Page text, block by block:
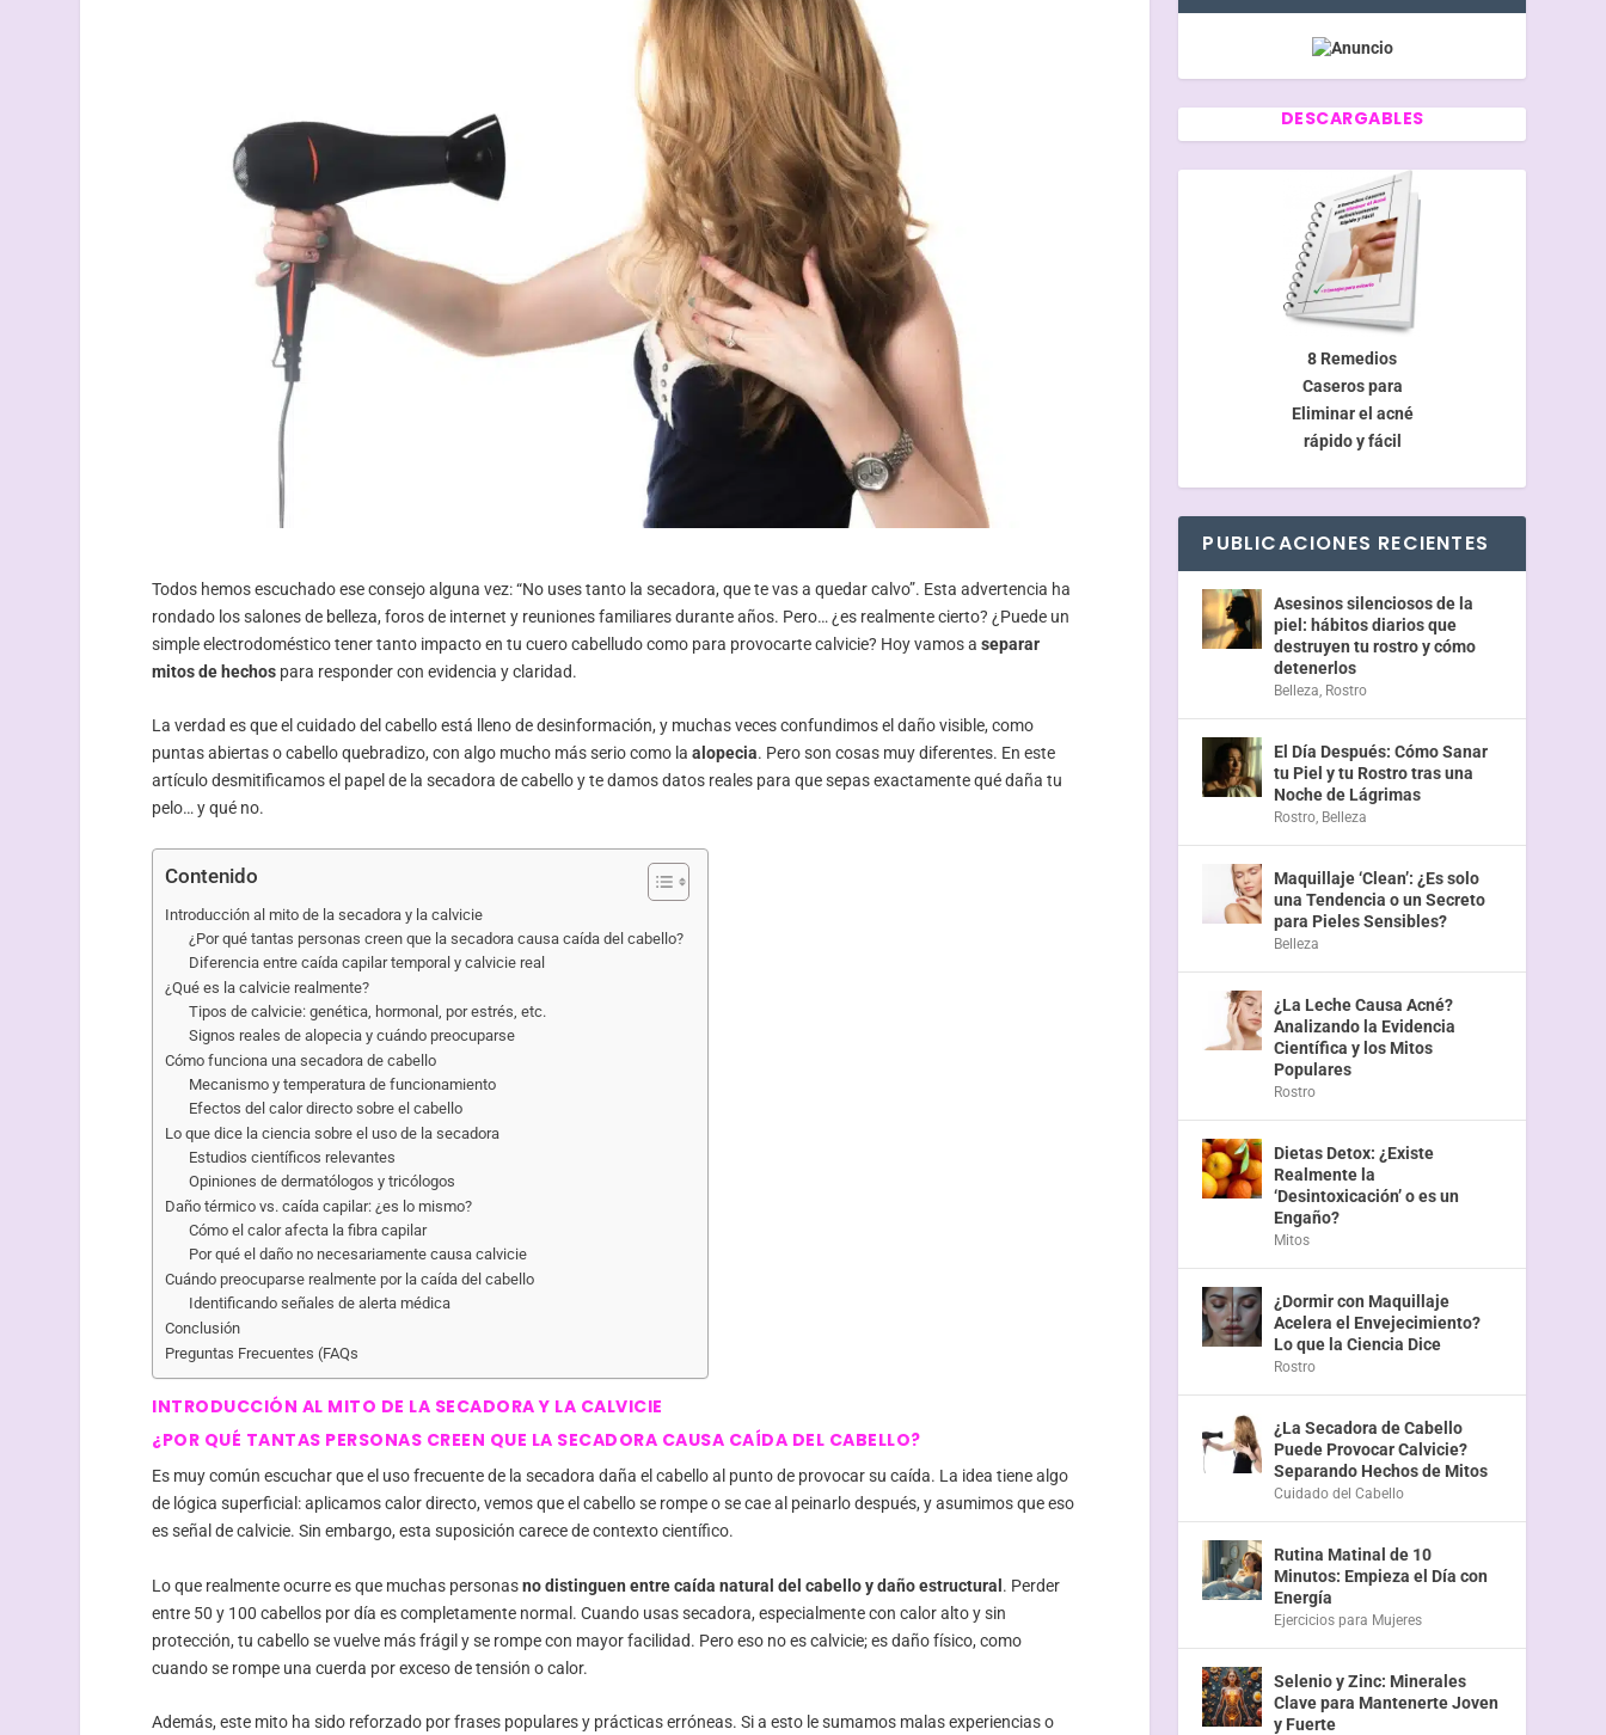
Todos hemos escuchado ese consejo alguna vez: “No uses tanto la secadora, que te vas a quedar calvo”. Esta advertencia ha
rondado los salones de belleza, foros de internet y reuniones familiares durante años. Pero… ¿es realmente cierto? ¿Puede un
simple electrodoméstico tener tanto impacto en tu cuero cabelludo como para provocarte calvicie? Hoy vamos aseparar
mitos de hechos para responder con evidencia y claridad.
La verdad es que el cuidado del cabello está lleno de desinformación, y muchas veces confundimos el daño visible, como
puntas abiertas o cabello quebradizo, con algo mucho más serio como laalopecia. Pero son cosas muy diferentes. En este
artículo desmitificamos el papel de la secadora de cabello y te damos datos reales para que sepas exactamente qué daña tu
pelo… y qué no.
Contenido
Introducción al mito de la secadora y la calvicie
¿Por qué tantas personas creen que la secadora causa caída del cabello?
Diferencia entre caída capilar temporal y calvicie real
¿Qué es la calvicie realmente?
Tipos de calvicie: genética, hormonal, por estrés, etc.
Signos reales de alopecia y cuándo preocuparse
Cómo funciona una secadora de cabello
Mecanismo y temperatura de funcionamiento
Efectos del calor directo sobre el cabello
Lo que dice la ciencia sobre el uso de la secadora
Estudios científicos relevantes
Opiniones de dermatólogos y tricólogos
Daño térmico vs. caída capilar: ¿es lo mismo?
Cómo el calor afecta la fibra capilar
Por qué el daño no necesariamente causa calvicie
Cuándo preocuparse realmente por la caída del cabello
Identificando señales de alerta médica
Conclusión
Preguntas Frecuentes (FAQs
INTRODUCCIÓN AL MITO DE LA SECADORA Y LA CALVICIE
¿POR QUÉ TANTAS PERSONAS CREEN QUE LA SECADORA CAUSA CAÍDA DEL CABELLO?
Es muy común escuchar que el uso frecuente de la secadora daña el cabello al punto de provocar su caída. La idea tiene algo
de lógica superficial: aplicamos calor directo, vemos que el cabello se rompe o se cae al peinarlo después, y asumimos que eso
es señal de calvicie. Sin embargo, esta suposición carece de contexto científico.
Lo que realmente ocurre es que muchas personasno distinguen entre caída natural del cabello y daño estructural . Perder
entre 50 y 100 cabellos por día es completamente normal. Cuando usas secadora, especialmente con calor alto y sin
protección, tu cabello se vuelve más frágil y se rompe con mayor facilidad. Pero eso no es calvicie; es daño físico, como
cuando se rompe una cuerda por exceso de tensión o calor.
Además, este mito ha sido reforzado por frases populares y prácticas erróneas. Si a esto le sumamos malas experiencias o
DESCARGABLES
8 Remedios
Caseros para
Eliminar el acné
rápido y fácil
PUBLICACIONES RECIENTES
Asesinos silenciosos de la
piel: hábitos diarios que
destruyen tu rostro y cómo
detenerlos
Belleza Rostro
El Día Después: Cómo Sanar
tu Piel y tu Rostro tras una
Noche de Lágrimas
Rostro Belleza
Maquillaje ‘Clean’: ¿Es solo
una Tendencia o un Secreto
para Pieles Sensibles?
Belleza
¿La Leche Causa Acné?
Analizando la Evidencia
Científica y los Mitos
Populares
Rostro
Dietas Detox: ¿Existe
Realmente la
‘Desintoxicación’ o es un
Engaño?
Mitos
¿Dormir con Maquillaje
Acelera el Envejecimiento?
Lo que la Ciencia Dice
Rostro
¿La Secadora de Cabello
Puede Provocar Calvicie?
Separando Hechos de Mitos
Cuidado del Cabello
Rutina Matinal de 10
Minutos: Empieza el Día con
Energía
Ejercicios para Mujeres
Selenio y Zinc: Minerales
Clave para Mantenerte Joven
y Fuerte